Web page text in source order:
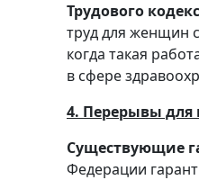
Трудового
труд для женщин
когда такая
в сфере
4. Перерывы для
Существующие
Федерации